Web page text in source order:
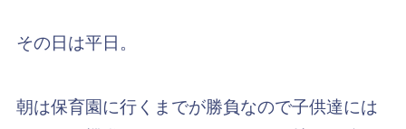
その日は平日。
朝は保育園に行くまでが勝負なので子供達には